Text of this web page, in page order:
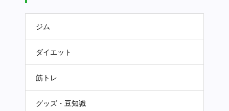
ジム
ダイエット
筋トレ
グッズ・豆知識